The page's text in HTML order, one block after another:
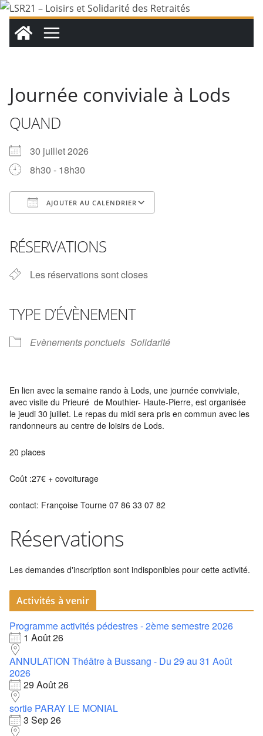
Passer
contenu
Journée conviviale à Lods
QUAND
30 juillet 2026
8h30 - 18h30
AJOUTER AU CALENDRIER
RÉSERVATIONS
Les réservations sont closes
TYPE D’ÉVÈNEMENT
Evènements ponctuels Solidarité
En lien avec la semaine rando à Lods, une journée conviviale,
avec visite du Prieuré de Mouthier- Haute-Pierre, est organisée
le jeudi 30 juillet. Le repas du midi sera pris en commun avec les
randonneurs au centre de loisirs de Lods.
20 places
Coût :27€ + covoiturage
contact: Françoise Tourne 07 86 33 07 82
Réservations
Les demandes d'inscription sont indisponibles pour cette activité.
Activités à venir
Programme activités pédestres - 2ème semestre 2026
1 Août 26
ANNULATION Théâtre à Bussang - Du 29 au 31 Août
2026
29 Août 26
sortie PARAY LE MONIAL
3 Sep 26